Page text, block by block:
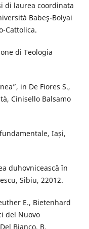
di laurea coordinata
Babeş-Bolyai
Cattolica.
di Teologia
in De Fiores S.,
Cinisello Balsamo
Iași,
duhovnicească în
Sibiu, 22012.
E., Bietenhard
del Nuovo
Bianco, B.